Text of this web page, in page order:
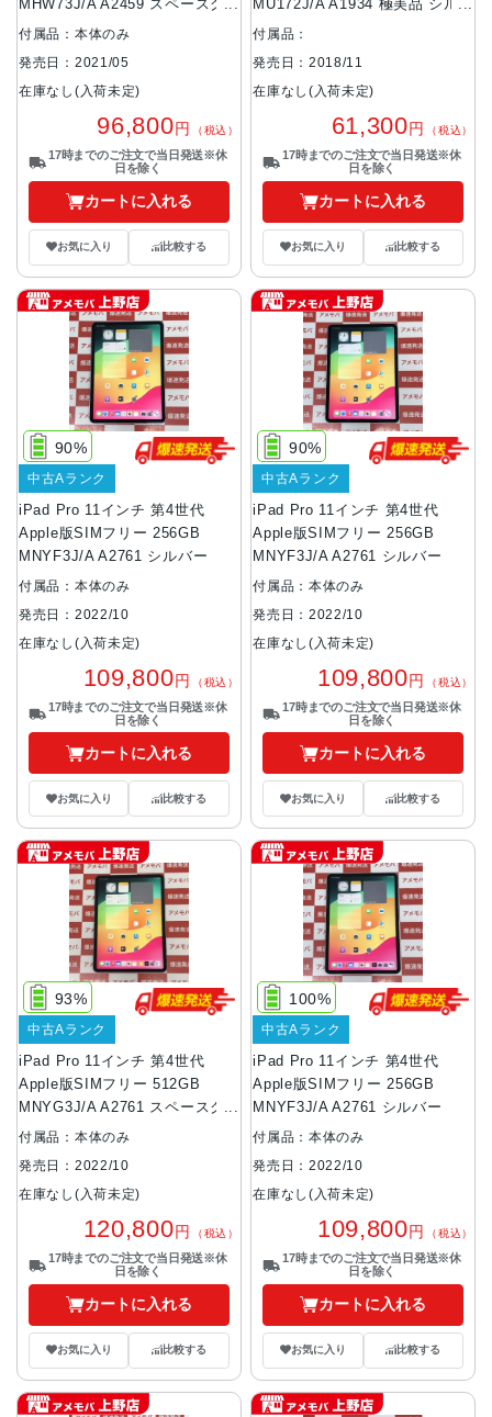
MHW73J/A A2459 スペースグ
レイ
付属品：本体のみ
発売日：2021/05
在庫なし(入荷未定)
96,800円 （税込）
17時までのご注文で当日発送※休
日を除く
カートに入れる
お気に入り 比較する
MU172J/A A1934 極美品 シル
バー
付属品：
発売日：2018/11
在庫なし(入荷未定)
61,300円 （税込）
17時までのご注文で当日発送※休
日を除く
カートに入れる
お気に入り 比較する
iPad Pro 11インチ 第4世代
Apple版SIMフリー 256GB
MNYF3J/A A2761 シルバー
90%
中古Aランク
付属品：本体のみ
発売日：2022/10
在庫なし(入荷未定)
109,800円 （税込）
17時までのご注文で当日発送※休
日を除く
カートに入れる
お気に入り 比較する
iPad Pro 11インチ 第4世代
Apple版SIMフリー 256GB
MNYF3J/A A2761 シルバー
90%
中古Aランク
付属品：本体のみ
発売日：2022/10
在庫なし(入荷未定)
109,800円 （税込）
17時までのご注文で当日発送※休
日を除く
カートに入れる
お気に入り 比較する
iPad Pro 11インチ 第4世代
Apple版SIMフリー 512GB
MNYG3J/A A2761 スペースグ
レイ
93%
中古Aランク
付属品：本体のみ
発売日：2022/10
在庫なし(入荷未定)
120,800円 （税込）
17時までのご注文で当日発送※休
日を除く
カートに入れる
お気に入り 比較する
iPad Pro 11インチ 第4世代
Apple版SIMフリー 256GB
MNYF3J/A A2761 シルバー
100%
中古Aランク
付属品：本体のみ
発売日：2022/10
在庫なし(入荷未定)
109,800円 （税込）
17時までのご注文で当日発送※休
日を除く
カートに入れる
お気に入り 比較する